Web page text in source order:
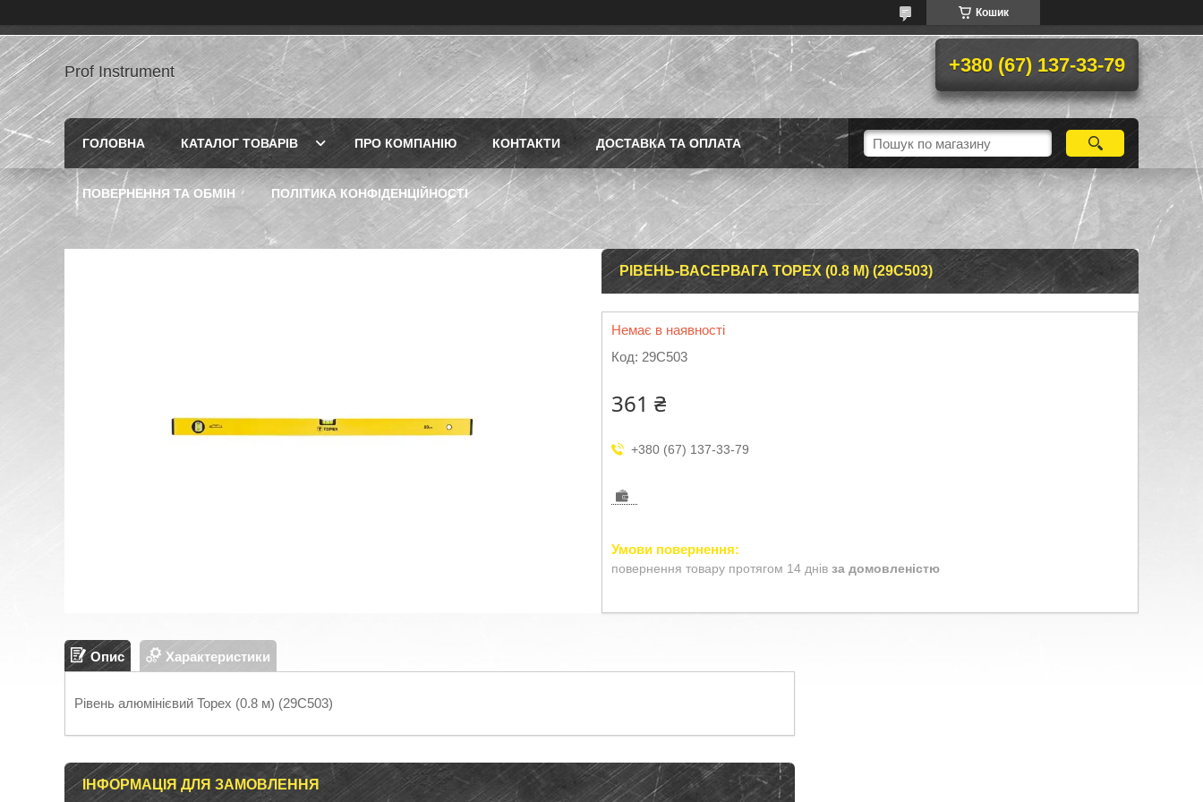
Кошик
Prof Instrument +380 (67) 137-33-79
ГОЛОВНА КАТАЛОГ ТОВАРІВ ПРО КОМПАНІЮ КОНТАКТИ ДОСТАВКА ТА ОПЛАТА
ПОВЕРНЕННЯ ТА ОБМІН ПОЛІТИКА КОНФІДЕНЦІЙНОСТІ
РІВЕНЬ-ВАСЕРВАГА TOPEX (0.8 М) (29C503)
Немає в наявності
Код: 29C503
361 ₴
+380 (67) 137-33-79
повернення товару протягом 14 днів за домовленістю
Опис Характеристики
Рівень алюмінієвий Topex (0.8 м) (29C503)
ІНФОРМАЦІЯ ДЛЯ ЗАМОВЛЕННЯ